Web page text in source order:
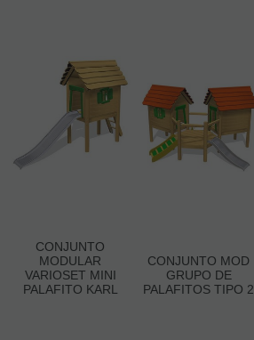
CONJUNTO
MODULAR
VARIOSET MINI
PALAFITO KARL
CONJUNTO MOD
GRUPO DE
PALAFITOS TIPO 2